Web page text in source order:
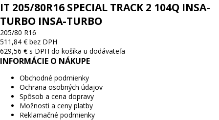
IT 205/80R16 SPECIAL TRACK 2 104Q INSA-
TURBO INSA-TURBO
205/80 R16
511,84 € bez DPH
629,56 € s DPH do košíka u dodávateľa
INFORMÁCIE O NÁKUPE
Obchodné podmienky
Ochrana osobných údajov
Spôsob a cena dopravy
Možnosti a ceny platby
Reklamačné podmienky